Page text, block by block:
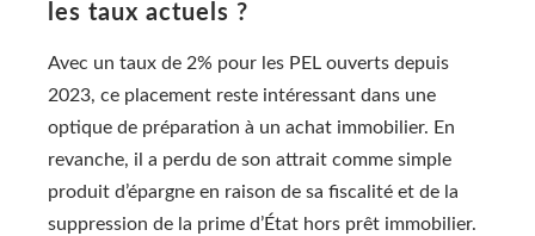
les taux actuels ?
Avec un taux de 2% pour les PEL ouverts depuis
2023, ce placement reste intéressant dans une
optique de préparation à un achat immobilier. En
revanche, il a perdu de son attrait comme simple
produit d’épargne en raison de sa fiscalité et de la
suppression de la prime d’État hors prêt immobilier.